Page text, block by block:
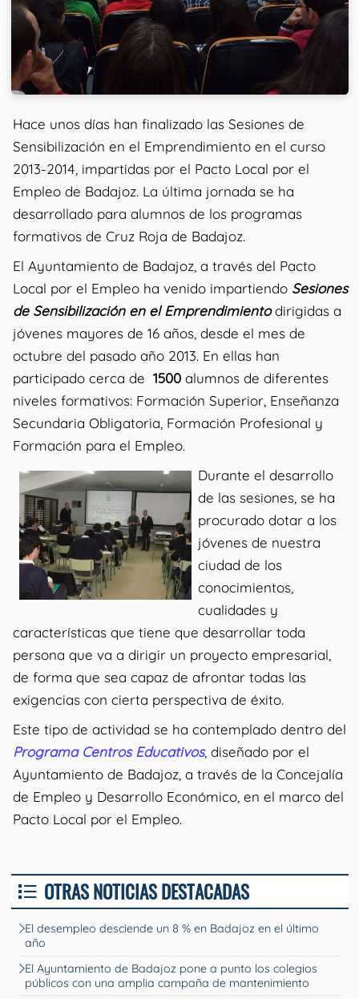
Hace unos días han finalizado las Sesiones de
Sensibilización en el Emprendimiento en el curso
2013-2014, impartidas por el Pacto Local por el
Empleo de Badajoz. La última jornada se ha
desarrollado para alumnos de los programas
formativos de Cruz Roja de Badajoz.
El Ayuntamiento de Badajoz, a través del Pacto
Local por el Empleo ha venido impartiendo Sesiones
de Sensibilización en el Emprendimientodirigidas a
jóvenes mayores de 16 años, desde el mes de
octubre del pasado año 2013. En ellas han
participado cerca de 1500alumnos de diferentes
niveles formativos: Formación Superior, Enseñanza
Secundaria Obligatoria, Formación Profesional y
Formación para el Empleo.
Durante el desarrollo
de las sesiones, se ha
procurado dotar a los
jóvenes de nuestra
ciudad de los
conocimientos,
cualidades y
características que tiene que desarrollar toda
persona que va a dirigir un proyecto empresarial,
de forma que sea capaz de afrontar todas las
exigencias con cierta perspectiva de éxito.
Este tipo de actividad se ha contemplado dentro del
Programa Centros Educativos, diseñado por el
Ayuntamiento de Badajoz, a través de la Concejalía
de Empleo y Desarrollo Económico, en el marco del
Pacto Local por el Empleo.
OTRAS NOTICIAS DESTACADAS
El desempleo desciende un 8 % en Badajoz en el último
año
El Ayuntamiento de Badajoz pone a punto los colegios
públicos con una amplia campaña de mantenimiento